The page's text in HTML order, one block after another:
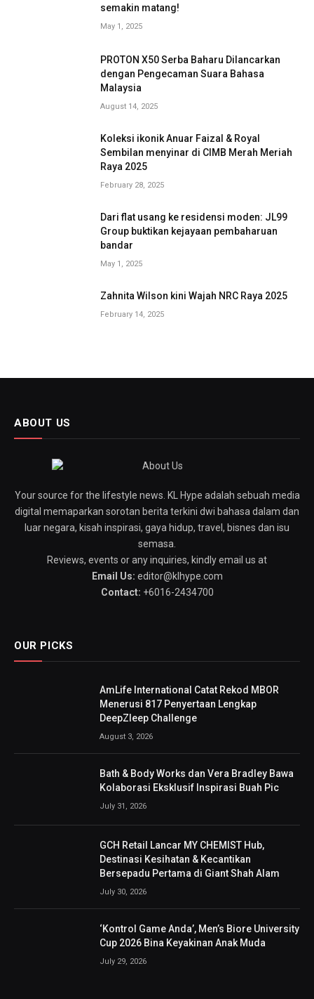
semakin matang!
May 1, 2025
PROTON X50 Serba Baharu Dilancarkan
dengan Pengecaman Suara Bahasa
Malaysia
August 14, 2025
Koleksi ikonik Anuar Faizal & Royal
Sembilan menyinar di CIMB Merah Meriah
Raya 2025
February 28, 2025
Dari flat usang ke residensi moden: JL99
Group buktikan kejayaan pembaharuan
bandar
May 1, 2025
Zahnita Wilson kini Wajah NRC Raya 2025
February 14, 2025
ABOUT US
Your source for the lifestyle news. KL Hype adalah sebuah media
digital memaparkan sorotan berita terkini dwi bahasa dalam dan
luar negara, kisah inspirasi, gaya hidup, travel, bisnes dan isu
semasa.
Reviews, events or any inquiries, kindly email us at
Email Us: editor@klhype.com
Contact: +6016-2434700
OUR PICKS
AmLife International Catat Rekod MBOR
Menerusi 817 Penyertaan Lengkap
DeepZleep Challenge
August 3, 2026
Bath & Body Works dan Vera Bradley Bawa
Kolaborasi Eksklusif Inspirasi Buah Pic
July 31, 2026
GCH Retail Lancar MY CHEMIST Hub,
Destinasi Kesihatan & Kecantikan
Bersepadu Pertama di Giant Shah Alam
July 30, 2026
‘Kontrol Game Anda’, Men’s Biore University
Cup 2026 Bina Keyakinan Anak Muda
July 29, 2026